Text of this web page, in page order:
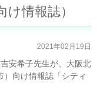
情報誌）
2021年02月19日
安希子先生が、大阪北
向け情報誌「シティ